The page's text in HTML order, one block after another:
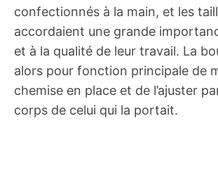
confectionnés à la main, et les
accordaient une grande
et à la qualité de leur travail. La
alors pour fonction principale de
chemise en place et de l’ajuster
corps de celui qui la portait.